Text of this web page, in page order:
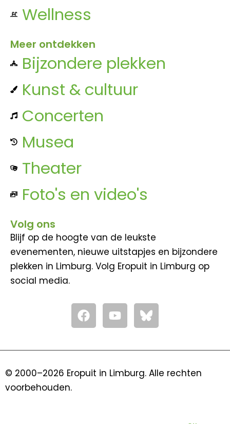
Wellness
Meer ontdekken
Bijzondere plekken
Kunst & cultuur
Concerten
Musea
Theater
Foto's en video's
Volg ons
Blijf op de hoogte van de leukste
evenementen, nieuwe uitstapjes en bijzondere
plekken in Limburg. Volg Eropuit in Limburg op
social media.
F
a
c
o
Y
o
u
b
© 2000–2026 Eropuit in Limburg. Alle rechten
voorbehouden.